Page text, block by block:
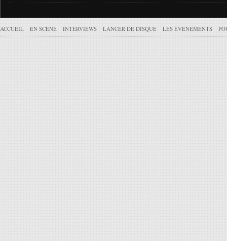
ACCUEIL EN SCÈNE INTERVIEWS LANCER DE DISQUE LES ÉVÉNEMENTS